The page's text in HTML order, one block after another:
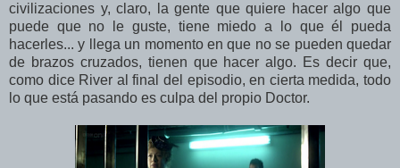
civilizaciones y, claro, la gente que quiere hacer algo que
puede que no le guste, tiene miedo a lo que él pueda
hacerles... y llega un momento en que no se pueden quedar
de brazos cruzados, tienen que hacer algo. Es decir que,
como dice River al final del episodio, en cierta medida, todo
lo que está pasando es culpa del propio Doctor.